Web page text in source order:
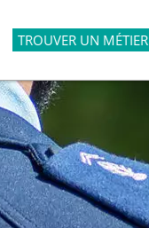
TROUVER UN MÉTIER